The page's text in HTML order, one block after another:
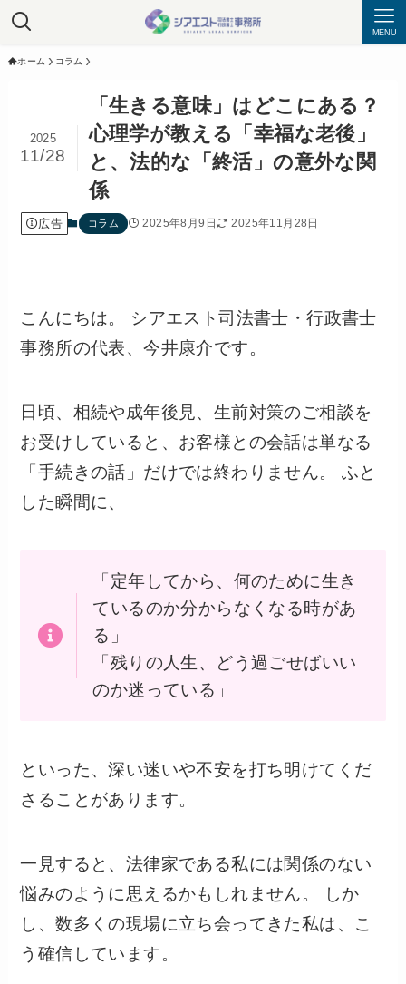
MENU
ホーム コラム
「生きる意味」はどこにある？
心理学が教える「幸福な老後」
と、法的な「終活」の意外な関
係
2025
11/28
広告 コラム 2025年8月9日 2025年11月28日
こんにちは。 シアエスト司法書士・行政書士
事務所の代表、今井康介です。
日頃、相続や成年後見、生前対策のご相談を
お受けしていると、お客様との会話は単なる
「手続きの話」だけでは終わりません。 ふと
した瞬間に、
「定年してから、何のために生き
ているのか分からなくなる時があ
る」
「残りの人生、どう過ごせばいい
のか迷っている」
といった、深い迷いや不安を打ち明けてくだ
さることがあります。
一見すると、法律家である私には関係のない
悩みのように思えるかもしれません。 しか
し、数多くの現場に立ち会ってきた私は、こ
う確信しています。